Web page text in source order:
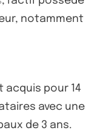
notamment
acquis pour 14
avec une
de 3 ans.